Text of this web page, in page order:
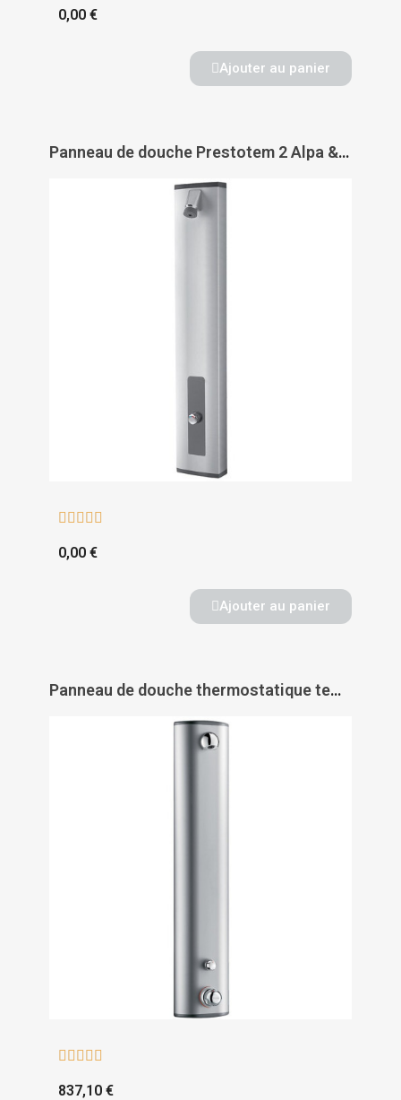
0,00 €
Ajouter au panier
Panneau de douche Prestotem 2 Alpa & Alpa S - PRESTO
    
0,00 €
Ajouter au panier
Panneau de douche thermostatique temporisé Securitherm - DELABIE
    
837,10 €